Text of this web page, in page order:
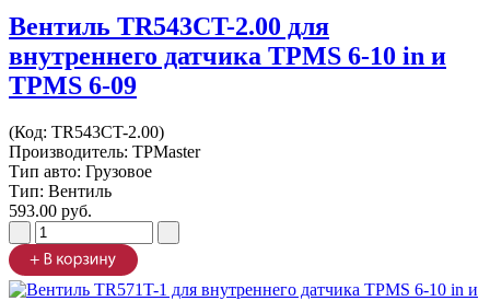
Вентиль TR543CT-2.00 для
внутреннего датчика TPMS 6-10 in и
TPMS 6-09
(Код: TR543CT-2.00)
Производитель: TPMaster
Тип авто: Грузовое
Тип: Вентиль
593.00 руб.